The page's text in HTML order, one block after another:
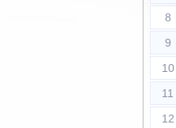
8
9
10
11
12